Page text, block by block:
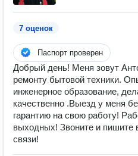
7 оценок
Паспорт проверен
Добрый день! Меня зовут
ремонту бытовой техники.
инженерное образование,
качественно .Выезд у меня
гарантию на свою работу!
выходных! Звоните и пишите
связи!